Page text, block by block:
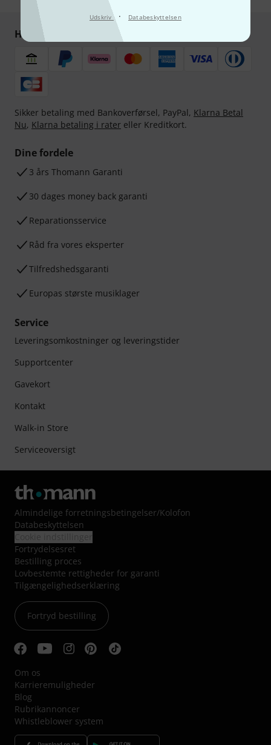
Udskriv · Databeskyttelsen
Handl og betal sikkert
Sikker betaling med Bankoverførsel, PayPal, Klarna Betal
Nu, Klarna betaling i rater eller Kreditkort.
Dine fordele
3 års Thomann Garanti
30 dages money back garanti
Reparationsservice
Råd fra vores eksperter
Tilfredshedsgaranti
Europas største musiklager
Service
Leveringsomkostninger og leveringstider
Supportcenter
Gavekort
Kontakt
Walk-in Store
Serviceoversigt
Almindelige forretningsbetingelser/Kolofon
Databeskyttelsen
Fortrydelsesret
Bestilling proces
Lovbestemte rettigheder for garanti
Tilgængelighedserklæring
Fortryd bestilling
Om os
Karrieremuligheder
Blog
Rubrikannoncer
Whistleblower system